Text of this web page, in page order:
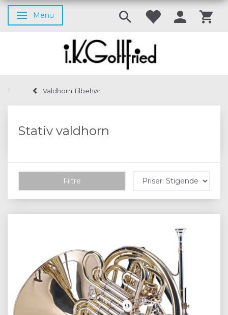
Skifte navigation
Menu
Valdhorn Tilbehør
Stativ valdhorn
Filtre